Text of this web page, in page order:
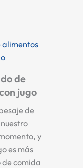
de
jugo
de
y
es más
comida